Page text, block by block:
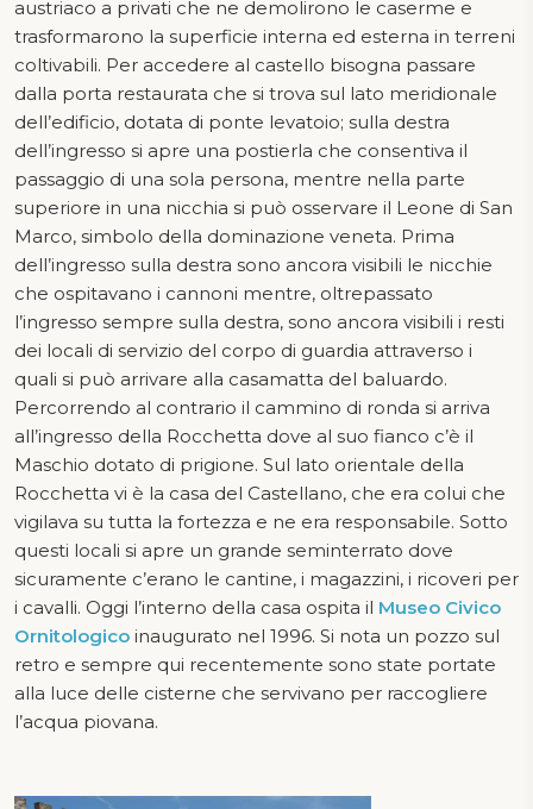
austriaco a privati che ne demolirono le caserme e
trasformarono la superficie interna ed esterna in terreni
coltivabili. Per accedere al castello bisogna passare
dalla porta restaurata che si trova sul lato meridionale
dell’edificio, dotata di ponte levatoio; sulla destra
dell’ingresso si apre una postierla che consentiva il
passaggio di una sola persona, mentre nella parte
superiore in una nicchia si può osservare il Leone di San
Marco, simbolo della dominazione veneta. Prima
dell’ingresso sulla destra sono ancora visibili le nicchie
che ospitavano i cannoni mentre, oltrepassato
l’ingresso sempre sulla destra, sono ancora visibili i resti
dei locali di servizio del corpo di guardia attraverso i
quali si può arrivare alla casamatta del baluardo.
Percorrendo al contrario il cammino di ronda si arriva
all’ingresso della Rocchetta dove al suo fianco c’è il
Maschio dotato di prigione. Sul lato orientale della
Rocchetta vi è la casa del Castellano, che era colui che
vigilava su tutta la fortezza e ne era responsabile. Sotto
questi locali si apre un grande seminterrato dove
sicuramente c’erano le cantine, i magazzini, i ricoveri per
i cavalli. Oggi l’interno della casa ospita il Museo Civico
Ornitologico inaugurato nel 1996. Si nota un pozzo sul
retro e sempre qui recentemente sono state portate
alla luce delle cisterne che servivano per raccogliere
l’acqua piovana.